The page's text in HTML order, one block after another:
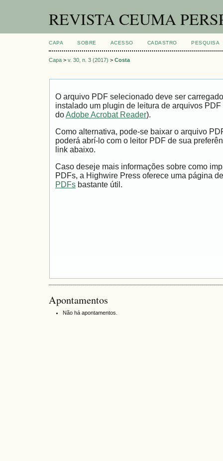
REVISTA CEUMA
CAPA SOBRE ACESSO CADASTRO PESQUISA
Capa > v. 30, n. 3 (2017) > Costa
O arquivo PDF selecionado deve ser
instalado um plugin de leitura de arquivos
doAdobe Acrobat Reader).
Como alternativa, pode-se baixar o arquivo
poderá abrí-lo com o leitor PDF de sua
link abaixo.
Caso deseje mais informações sobre como
PDFs, a Highwire Press oferece uma página
PDFs bastante útil.
Apontamentos
Não há apontamentos.